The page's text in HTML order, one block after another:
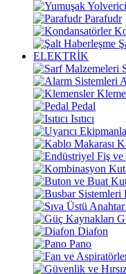
Parafudr
ELEKTRİK
Pedal
Isıtıcı
Diafon
Pano